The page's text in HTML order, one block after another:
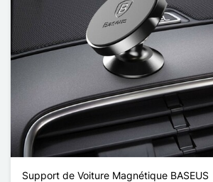
Support de Voiture Magnétique BASEUS